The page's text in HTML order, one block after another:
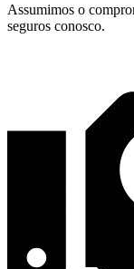
Assumimos o
seguros conosco.